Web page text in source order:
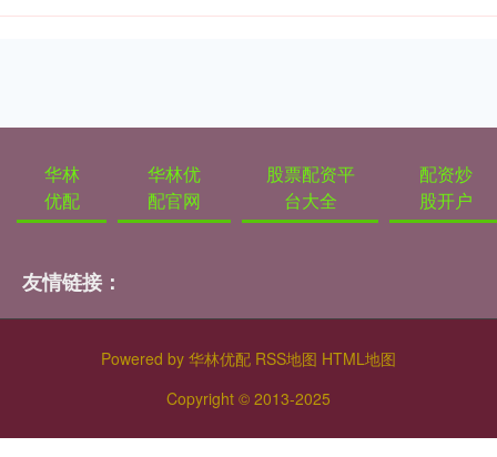
华林
优配
华林优
配官网
股票配资平
台大全
配资炒
股开户
友情链接：
Powered by 华林优配 RSS地图 HTML地图
Copyright © 2013-2025